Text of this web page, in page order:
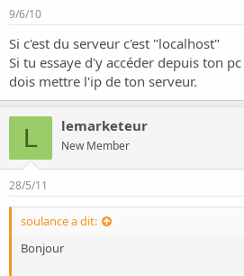
9/6/10
Si c'est du serveur c'est "localhost"
Si tu essaye d'y accéder depuis ton
dois mettre l'ip de ton serveur.
L lemarketeur
New Member
28/5/11
soulance a dit:
Bonjour